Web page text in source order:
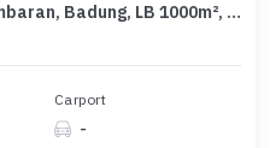
Hunian Mewah di Kawasan Jimbaran, Badung, LB 1000m², Harga 6 Miliar
Carport
-